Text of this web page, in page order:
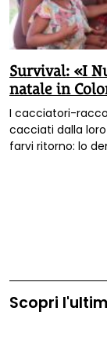
Survival: «I
natale in
I cacciatori-
cacciati dalla
farvi ritorno: lo
Scopri